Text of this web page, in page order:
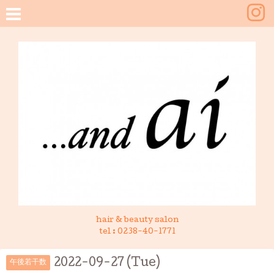
hair & beauty salon
tel : 0238-40-1771
午後若干数 2022-09-27 (Tue)